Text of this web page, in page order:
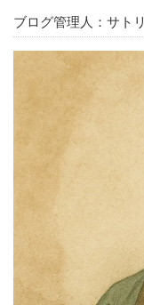
ブログ管理人：サトリ